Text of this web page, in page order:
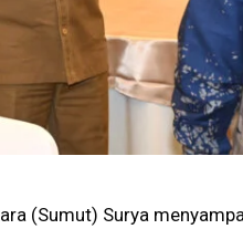
(Sumut) Surya